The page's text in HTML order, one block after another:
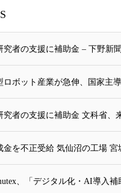
究者の支援に補助金 – 下野新
ロボット産業が急伸、国家主
究者の支援に補助金 文科省、
金を不正受給 気仙沼の工場
、「デジタル化・AI導入